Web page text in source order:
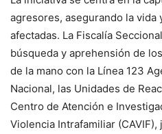
agresores, asegurando la vida
afectadas. La Fiscalía
búsqueda y aprehensión de
de la mano con la Línea 123
Nacional, las Unidades de
Centro de Atención e
Violencia Intrafamiliar